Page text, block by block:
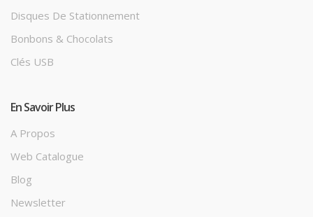
Disques De Stationnement
Bonbons & Chocolats
Clés USB
En Savoir Plus
A Propos
Web Catalogue
Blog
Newsletter